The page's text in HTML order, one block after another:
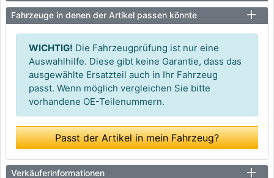
Fahrzeuge in denen der Artikel passen könnte
WICHTIG! Die Fahrzeugprüfung ist nur eine
Auswahlhilfe. Diese gibt keine Garantie, dass das
ausgewählte Ersatzteil auch in Ihr Fahrzeug
passt. Wenn möglich vergleichen Sie bitte
vorhandene OE-Teilenummern.
Passt der Artikel in mein Fahrzeug?
Verkäuferinformationen